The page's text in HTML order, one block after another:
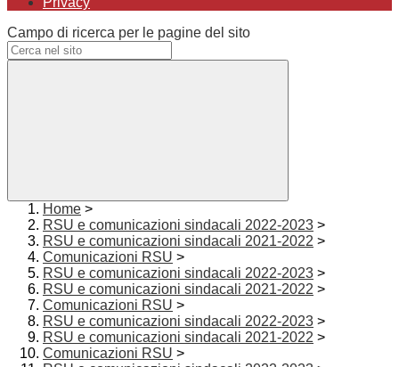
Campo di ricerca per le pagine del sito
Home >
RSU e comunicazioni sindacali 2022-2023 >
RSU e comunicazioni sindacali 2021-2022 >
Comunicazioni RSU >
RSU e comunicazioni sindacali 2022-2023 >
RSU e comunicazioni sindacali 2021-2022 >
Comunicazioni RSU >
RSU e comunicazioni sindacali 2022-2023 >
RSU e comunicazioni sindacali 2021-2022 >
Comunicazioni RSU >